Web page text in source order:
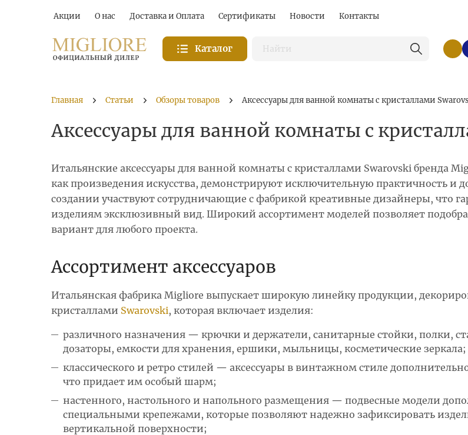
Акции О нас Доставка и Оплата Сертификаты Новости Контакты
Каталог
Главная Статьи Обзоры товаров Аксессуары для ванной комнаты с кристаллами
Аксессуары для ванной комнаты с
Итальянские аксессуары для ванной комнаты с кристаллами Swarovski бренда
как произведения искусства, демонстрируют исключительную практичность и
создании участвуют сотрудничающие с фабрикой креативные дизайнеры, что
изделиям эксклюзивный вид. Широкий ассортимент моделей позволяет
вариант для любого проекта.
Ассортимент аксессуаров
Итальянская фабрика Migliore выпускает широкую линейку продукции,
кристаллами Swarovski, которая включает изделия:
различного назначения — крючки и держатели, санитарные стойки, полки,
дозаторы, емкости для хранения, ершики, мыльницы, косметические зеркала;
классического и ретро стилей — аксессуары в винтажном стиле
что придает им особый шарм;
настенного, настольного и напольного размещения — подвесные модели
специальными крепежами, которые позволяют надежно зафиксировать
вертикальной поверхности;